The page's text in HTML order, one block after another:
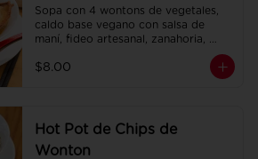
Sopa con 4 wontons de vegetales,
caldo base vegano con salsa de
maní, fideo artesanal, zanahoria,
$8.00
Hot Pot de Chips de
Wonton